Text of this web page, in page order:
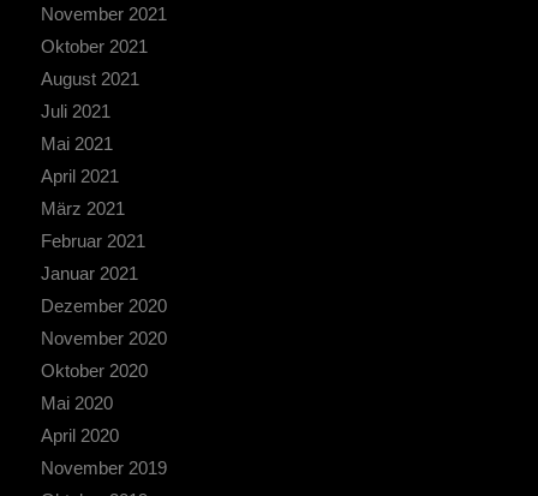
November 2021
Oktober 2021
August 2021
Juli 2021
Mai 2021
April 2021
März 2021
Februar 2021
Januar 2021
Dezember 2020
November 2020
Oktober 2020
Mai 2020
April 2020
November 2019